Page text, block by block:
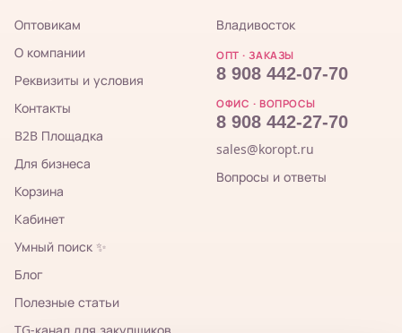
Оптовикам
О компании
Реквизиты и условия
Контакты
B2B Площадка
Для бизнеса
Корзина
Кабинет
Умный поиск ✨
Блог
Полезные статьи
TG-канал для закупщиков
Владивосток
ОПТ · ЗАКАЗЫ
8 908 442-07-70
ОФИС · ВОПРОСЫ
8 908 442-27-70
sales@koropt.ru
Вопросы и ответы